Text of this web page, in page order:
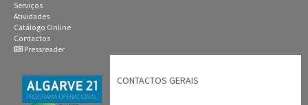
Serviços
Atividades
Catálogo Online
Contactos
Pressreader
CONTACTOS GERAIS